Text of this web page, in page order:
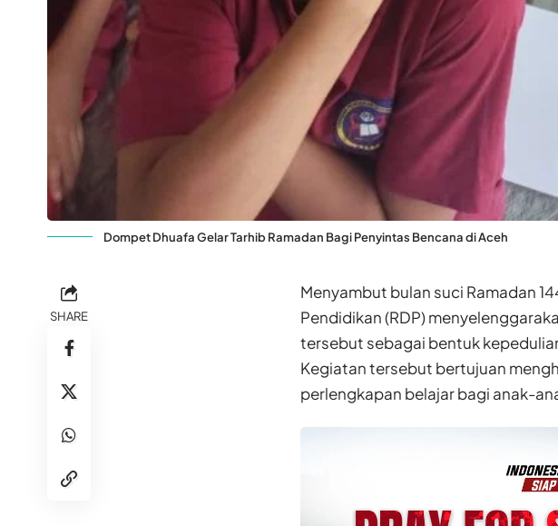
Dompet Dhuafa Gelar Tarhib Ramadan Bagi Penyintas Bencana di Aceh
SHARE
Menyambut bulan suci Ramadan
Pendidikan (RDP)
tersebut sebagai bentuk
Kegiatan tersebut bertujuan
perlengkapan belajar bagi anak-